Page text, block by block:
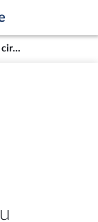
M. Joël Bruneau - Calvados (1re circonscription)